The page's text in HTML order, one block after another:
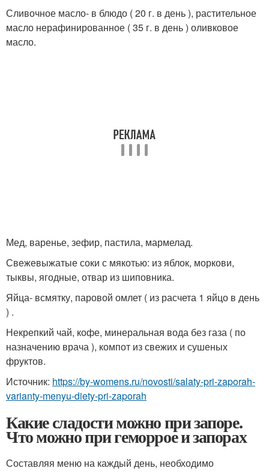
Сливочное масло- в блюдо ( 20 г. в день ), растительное
масло нерафинированное ( 35 г. в день ) оливковое
масло.
Мед, варенье, зефир, пастила, мармелад.
Свежевыжатые соки с мякотью: из яблок, моркови,
тыквы, ягодные, отвар из шиповника.
Яйца- всмятку, паровой омлет ( из расчета 1 яйцо в день
) .
Некрепкий чай, кофе, минеральная вода без газа ( по
назначению врача ), компот из свежих и сушеных
фруктов.
Источник: https://by-womens.ru/novosti/salaty-pri-zaporah-
varianty-menyu-diety-pri-zaporah
Какие сладости можно при запоре.
Что можно при геморрое и запорах
Составляя меню на каждый день, необходимо